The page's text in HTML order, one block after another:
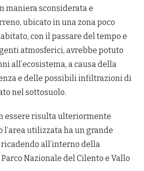
maniera sconsiderata e
ubicato in una zona poco
con il passare del tempo e
atmosferici, avrebbe potuto
all’ecosistema, a causa della
e delle possibili infiltrazioni di
nel sottosuolo.
essere risulta ulteriormente
l’area utilizzata ha un grande
all’interno della
Nazionale del Cilento e Vallo